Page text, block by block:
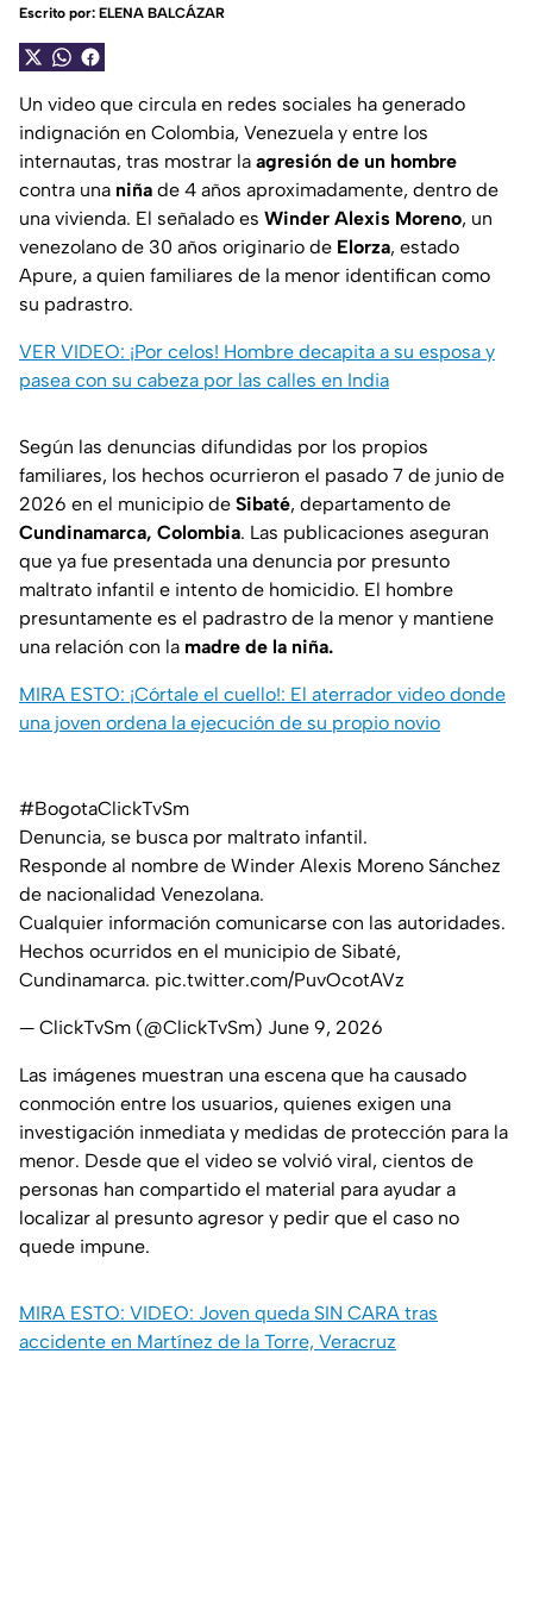
Escrito por: ELENA BALCÁZAR
Un video que circula en redes sociales ha generado
indignación en Colombia, Venezuela y entre los
internautas, tras mostrar la agresión de un hombre
contra una niña de 4 años aproximadamente, dentro de
una vivienda. El señalado es Winder Alexis Moreno, un
venezolano de 30 años originario de Elorza, estado
Apure, a quien familiares de la menor identifican como
su padrastro.
VER VIDEO: ¡Por celos! Hombre decapita a su esposa y
pasea con su cabeza por las calles en India
Según las denuncias difundidas por los propios
familiares, los hechos ocurrieron el pasado 7 de junio de
2026 en el municipio de Sibaté, departamento de
Cundinamarca, Colombia. Las publicaciones aseguran
que ya fue presentada una denuncia por presunto
maltrato infantil e intento de homicidio. El hombre
presuntamente es el padrastro de la menor y mantiene
una relación con la madre de la niña.
MIRA ESTO: ¡Córtale el cuello!: El aterrador video donde
una joven ordena la ejecución de su propio novio
#BogotaClickTvSm
Denuncia, se busca por maltrato infantil.
Responde al nombre de Winder Alexis Moreno Sánchez
de nacionalidad Venezolana.
Cualquier información comunicarse con las autoridades.
Hechos ocurridos en el municipio de Sibaté,
Cundinamarca. pic.twitter.com/PuvOcotAVz
— ClickTvSm (@ClickTvSm) June 9, 2026
Las imágenes muestran una escena que ha causado
conmoción entre los usuarios, quienes exigen una
investigación inmediata y medidas de protección para la
menor. Desde que el video se volvió viral, cientos de
personas han compartido el material para ayudar a
localizar al presunto agresor y pedir que el caso no
quede impune.
MIRA ESTO: VIDEO: Joven queda SIN CARA tras
accidente en Martínez de la Torre, Veracruz